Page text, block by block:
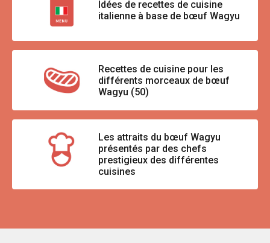
Idées de recettes de cuisine
italienne à base de bœuf Wagyu
Recettes de cuisine pour les
différents morceaux de bœuf
Wagyu (50)
Les attraits du bœuf Wagyu
présentés par des chefs
prestigieux des différentes
cuisines